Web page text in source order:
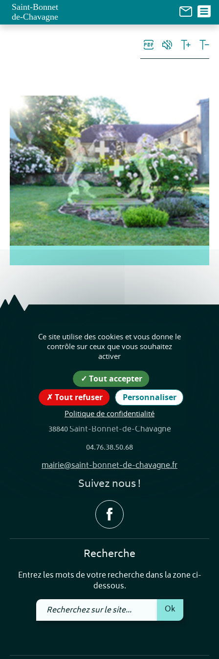
Saint-Bonnet
de-Chavagne
Saint-Bonnet
de-Chavagne
Coordonnées
de la mairie
50 Rue du Marquis de la Porte
38840 Saint-Bonnet-de-Chavagne
04.76.38.50.68
mairie@saint-bonnet-de-chavagne.fr
Suivez nous !
Recherche
Entrez les mots de votre recherche dans la zone ci-
dessous.
Recherchez
sur
Ok
Panneau de gestion des cookies
Ce site utilise des cookies et vous donne le
contrôle sur ceux que vous souhaitez
activer
Tout accepter
Tout refuser
Personnaliser
Politique de confidentialité